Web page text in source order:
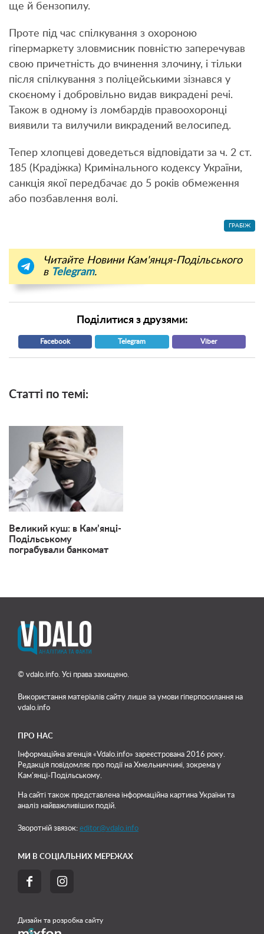
ще й бензопилу.
Проте під час спілкування з охороною
гіпермаркету зловмисник повністю заперечував
свою причетність до вчинення злочину, і тільки
після спілкування з поліцейськими зізнався у
скоєному і добровільно видав викрадені речі.
Також в одному із ломбардів правоохоронці
виявили та вилучили викрадений велосипед.
Тепер хлопцеві доведеться відповідати за ч. 2 ст.
185 (Крадіжка) Кримінального кодексу України,
санкція якої передбачає до 5 років обмеження
або позбавлення волі.
ГРАБІЖ
Читайте Новини Кам'янця-Подільського
в Telegram.
Поділитися з друзями:
Facebook Telegram Viber
Статті по темі:
Великий куш: в Кам’янці-
Подільському
пограбували банкомат
© vdalo.info. Усі права захищено.
Використання матеріалів сайту лише за умови гіперпосилання на
vdalo.info
ПРО НАС
Інформаційна агенція «Vdalo.info» зареєстрована 2016 року.
Редакція повідомляє про події на Хмельниччині, зокрема у
Кам'янці-Подільському.
На сайті також представлена інформаційна картина України та
аналіз найважливіших подій.
Зворотній звязок: editor@vdalo.info
МИ В СОЦІАЛЬНИХ МЕРЕЖАХ
 
Дизайн та розробка сайту